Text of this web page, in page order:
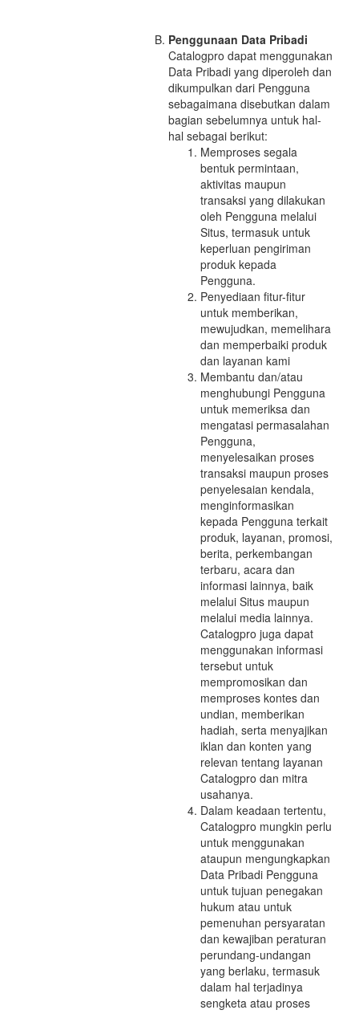
Penggunaan Data Pribadi
Catalogpro dapat menggunakan
Data Pribadi yang diperoleh dan
dikumpulkan dari Pengguna
sebagaimana disebutkan dalam
bagian sebelumnya untuk hal-
hal sebagai berikut:
Memproses segala
bentuk permintaan,
aktivitas maupun
transaksi yang dilakukan
oleh Pengguna melalui
Situs, termasuk untuk
keperluan pengiriman
produk kepada
Pengguna.
Penyediaan fitur-fitur
untuk memberikan,
mewujudkan, memelihara
dan memperbaiki produk
dan layanan kami
Membantu dan/atau
menghubungi Pengguna
untuk memeriksa dan
mengatasi permasalahan
Pengguna,
menyelesaikan proses
transaksi maupun proses
penyelesaian kendala,
menginformasikan
kepada Pengguna terkait
produk, layanan, promosi,
berita, perkembangan
terbaru, acara dan
informasi lainnya, baik
melalui Situs maupun
melalui media lainnya.
Catalogpro juga dapat
menggunakan informasi
tersebut untuk
mempromosikan dan
memproses kontes dan
undian, memberikan
hadiah, serta menyajikan
iklan dan konten yang
relevan tentang layanan
Catalogpro dan mitra
usahanya.
Dalam keadaan tertentu,
Catalogpro mungkin perlu
untuk menggunakan
ataupun mengungkapkan
Data Pribadi Pengguna
untuk tujuan penegakan
hukum atau untuk
pemenuhan persyaratan
dan kewajiban peraturan
perundang-undangan
yang berlaku, termasuk
dalam hal terjadinya
sengketa atau proses